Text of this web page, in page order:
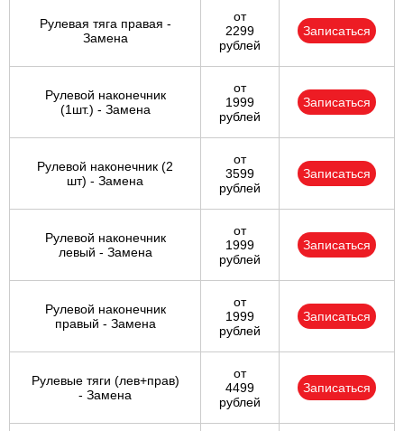
Рулевая тяга правая -
Замена
от
2299
рублей
Записаться
Рулевой наконечник
(1шт.) - Замена
от
1999
рублей
Записаться
Рулевой наконечник (2
шт) - Замена
от
3599
рублей
Записаться
Рулевой наконечник
левый - Замена
от
1999
рублей
Записаться
Рулевой наконечник
правый - Замена
от
1999
рублей
Записаться
Рулевые тяги (лев+прав)
- Замена
от
4499
рублей
Записаться